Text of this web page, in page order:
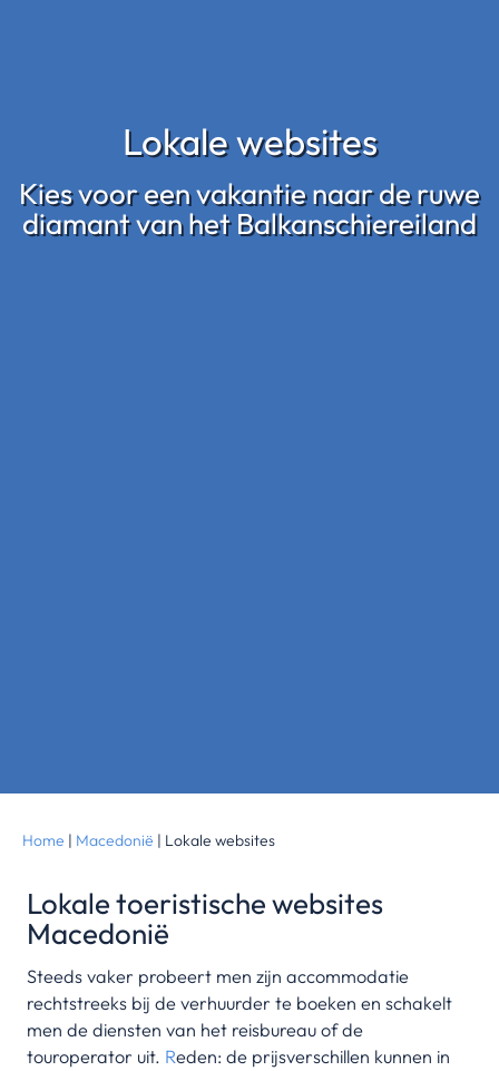
Lokale websites
Kies voor een vakantie naar de ruwe
diamant van het Balkanschiereiland
Home | Macedonië | Lokale websites
Lokale toeristische websites
Macedonië
Steeds vaker probeert men zijn accommodatie
rechtstreeks bij de verhuurder te boeken en schakelt
men de diensten van het reisbureau of de
touroperator uit. Reden: de prijsverschillen kunnen in